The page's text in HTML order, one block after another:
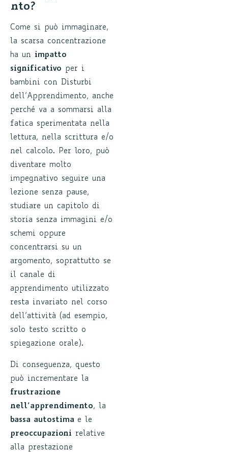
nto?
Come si può immaginare,
la scarsa concentrazione
ha un impatto
significativo per i
bambini con Disturbi
dell’Apprendimento, anche
perché va a sommarsi alla
fatica sperimentata nella
lettura, nella scrittura e/o
nel calcolo. Per loro, può
diventare molto
impegnativo seguire una
lezione senza pause,
studiare un capitolo di
storia senza immagini e/o
schemi oppure
concentrarsi su un
argomento, soprattutto se
il canale di
apprendimento utilizzato
resta invariato nel corso
dell’attività (ad esempio,
solo testo scritto o
spiegazione orale).
Di conseguenza, questo
può incrementare la
frustrazione
nell’apprendimento, la
bassa autostima e le
preoccupazioni relative
alla prestazione